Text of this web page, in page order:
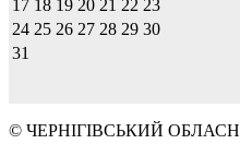
17 18 19 20 21 22 23
24 25 26 27 28 29 30
31
© ЧЕРНІГІВСЬКИЙ